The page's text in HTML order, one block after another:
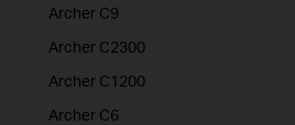
Archer C9
Archer C2300
Archer C1200
Archer C6